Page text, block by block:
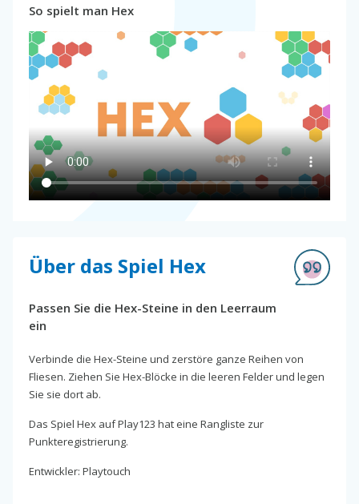
So spielt man Hex
Über das Spiel Hex
Passen Sie die Hex-Steine in den Leerraum
ein
Verbinde die Hex-Steine und zerstöre ganze Reihen von
Fliesen. Ziehen Sie Hex-Blöcke in die leeren Felder und legen
Sie sie dort ab.
Das Spiel Hex auf Play123 hat eine Rangliste zur
Punkteregistrierung.
Entwickler: Playtouch